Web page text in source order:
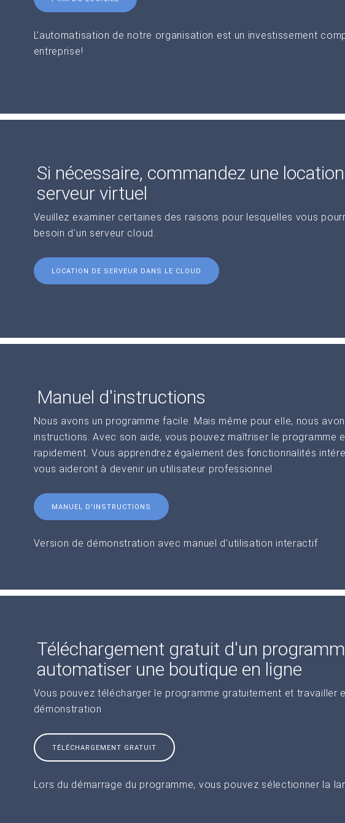
L'automatisation de notre organisation est un investissement
entreprise!
Si nécessaire, commandez une
serveur virtuel
Veuillez examiner certaines des raisons pour lesquelles vous
besoin d'un serveur cloud.
LOCATION DE SERVEUR DANS LE CLOUD
Manuel d'instructions
Nous avons un programme facile. Mais même pour elle, nous
instructions. Avec son aide, vous pouvez maîtriser le programme
rapidement. Vous apprendrez également des fonctionnalités
vous aideront à devenir un utilisateur professionnel.
MANUEL D'INSTRUCTIONS
Version de démonstration avec manuel d'utilisation interactif
Téléchargement gratuit d'un
automatiser une boutique en ligne
Vous pouvez télécharger le programme gratuitement et travailler
démonstration
TÉLÉCHARGEMENT GRATUIT
Lors du démarrage du programme, vous pouvez sélectionner la